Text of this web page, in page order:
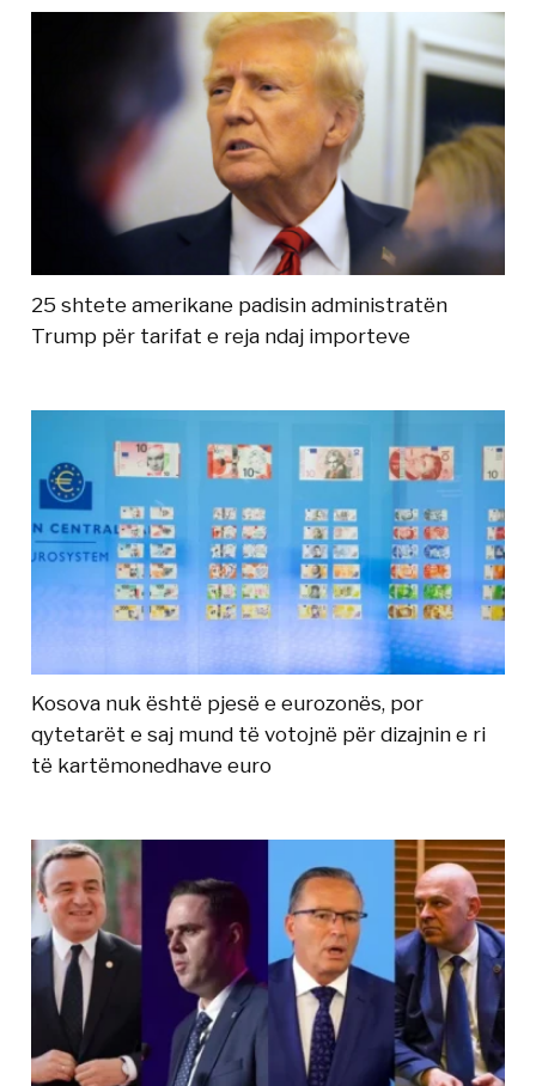
25 shtete amerikane padisin administratën
Trump për tarifat e reja ndaj importeve
Kosova nuk është pjesë e eurozonës, por
qytetarët e saj mund të votojnë për dizajnin e ri
të kartëmonedhave euro